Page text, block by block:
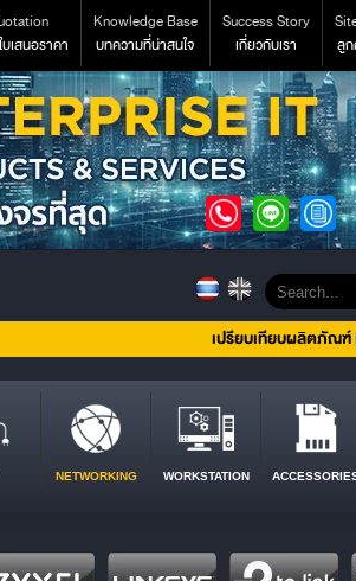
เสนอราคา
Knowledge Base
บทความที่น่าสนใจ
Success Story
เกี่ยวกับเรา
ลูก
เปรียบเทียบผลิตภัณฑ์
NETWORKING WORKSTATION